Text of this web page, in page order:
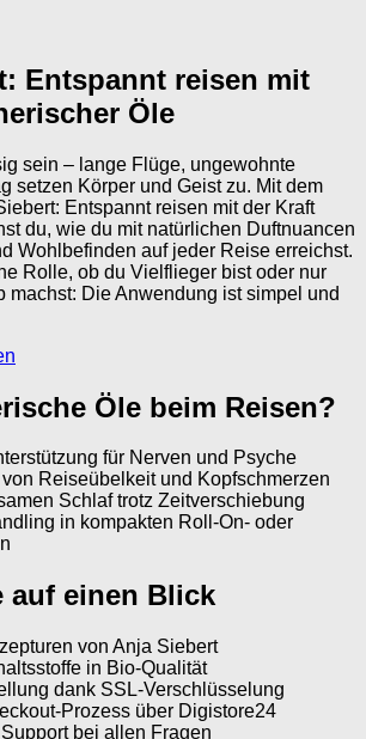
Entspannt reisen mit
Öle
sein – lange Flüge, ungewohnte
setzen Körper und Geist zu. Mit dem
Entspannt reisen mit der Kraft
du, wie du mit natürlichen Duftnuancen
Wohlbefinden auf jeder Reise erreichst.
Rolle, ob du Vielflieger bist oder nur
machst: Die Anwendung ist simpel und
Öle beim Reisen?
für Nerven und Psyche
Reiseübelkeit und Kopfschmerzen
Schlaf trotz Zeitverschiebung
in kompakten Roll-On- oder
auf einen Blick
von Anja Siebert
in Bio-Qualität
dank SSL-Verschlüsselung
Prozess über Digistore24
bei allen Fragen